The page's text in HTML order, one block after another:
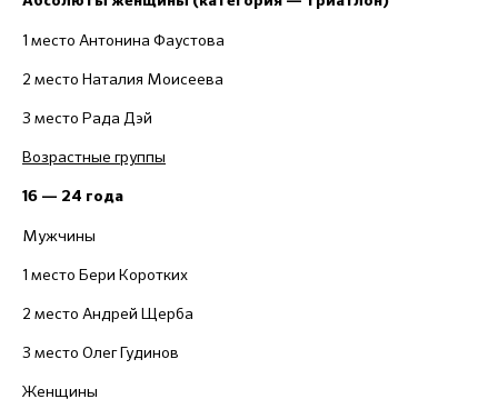
1 место Антонина Фаустова
2 место Наталия Моисеева
3 место Рада Дэй
Возрастные группы
16 — 24 года
Мужчины
1 место Бери Коротких
2 место Андрей Щерба
3 место Олег Гудинов
Женщины